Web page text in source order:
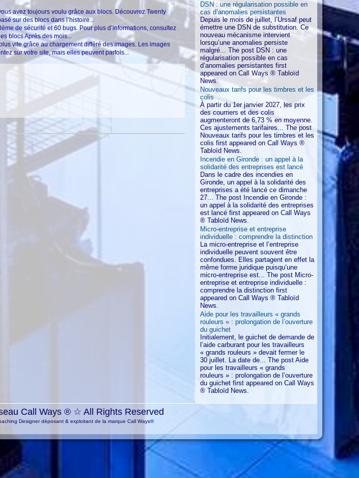
avez toujours voulu grâce aux blocs. Découvrez Twenty
sur des blocs dans l’histoire...
de sécurité et 60 bugs. Pour plus d’informations, consultez
blocs Après des mois...
vite grâce au chargement différé des images. Les images
sur votre site, mais elles peuvent parfois...
DSN : une régularisation possible en
cas d’anomalies persistantes
Depuis le mois de juillet, l’Urssaf peut
émettre une DSN de substitution. Ce
nouveau mécanisme intervient
lorsqu’une anomalies persiste
malgré... The post DSN : une
régularisation possible en cas
d’anomalies persistantes first
appeared on Call Ways ® Tabloïd
News.
Nouveaux tarifs pour les timbres et les
colis
À partir du 1er janvier 2027, les prix
des courriers et des colis
augmenteront de 6,73 % en moyenne.
Ces ajustements tarifaires... The post
Nouveaux tarifs pour les timbres et les
colis first appeared on Call Ways ®
Tabloïd News.
Incendie en Gironde : un appel à la
solidarité des entreprises est lancé
Dans le cadre des incendies en
Gironde, un appel à la solidarité des
entreprises a été lancé ce dimanche
27... The post Incendie en Gironde :
un appel à la solidarité des entreprises
est lancé first appeared on Call Ways
® Tabloïd News.
Micro-entreprise et entreprise
individuelle : comprendre la distinction
La micro-entreprise et l’entreprise
individuelle peuvent souvent être
confondues. Elles partagent en effet la
même forme juridique puisqu’une
micro-entreprise est... The post Micro-
entreprise et entreprise individuelle :
comprendre la distinction first
appeared on Call Ways ® Tabloïd
News.
Aide pour les travailleurs « grands
rouleurs » : prolongation de l’ouverture
du guichet
Initialement, le guichet de demande de
l’aide carburant pour les travailleurs
« grands rouleurs » devait fermer le
30 juillet. La date de... The post Aide
pour les travailleurs « grands
rouleurs » : prolongation de l’ouverture
du guichet first appeared on Call Ways
® Tabloïd News.
Call Ways ® ☆ All Rights Reserved
Designer déposant & exploitant de la marque Call Ways®